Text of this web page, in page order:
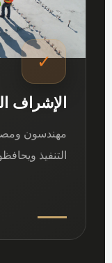
✓
الإشراف
مهندسون
التنفيذ